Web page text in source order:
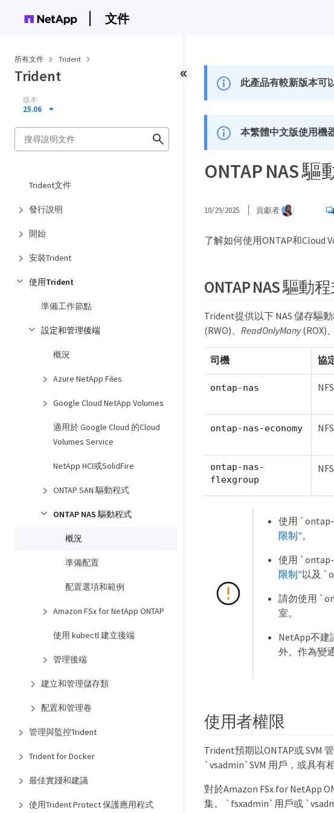
文件
所有文件 Trident
Trident
版本
25.06
Trident文件
發行說明
開始
安裝Trident
使用Trident
準備工作節點
設定和管理後端
概況
Azure NetApp Files
Google Cloud NetApp Volumes
適用於 Google Cloud 的Cloud
Volumes Service
NetApp HCI或SolidFire
ONTAP SAN 驅動程式
ONTAP NAS 驅動程式
概況
準備配置
配置選項和範例
Amazon FSx for NetApp ONTAP
使用 kubectl 建立後端
管理後端
建立和管理儲存類
配置和管理卷
管理與監控Trident
Trident for Docker
最佳實踐和建議
使用Trident Protect 保護應用程式
此產品有較新版本可
本繁體中文版使用機
ONTAP NAS
10/29/2025 貢獻者
了解如何使用ONTAP和Cloud
ONTAP NAS 驅動
Trident提供以下 NAS 儲存驅
(RWO)、 ReadOnlyMany(ROX)、
司機 協
ontap-nas
ontap-nas-economy
ontap-nas-
flexgroup
使用
限制"。
使用
限制"以及
請勿使用
室。
NetApp不建
外。作為變
使用者權限
Trident預期以ONTAP或 SVM
`vsadmin`SVM 用戶，或具有
對於Amazon FSx for NetApp
集。 `fsxadmin`用戶或